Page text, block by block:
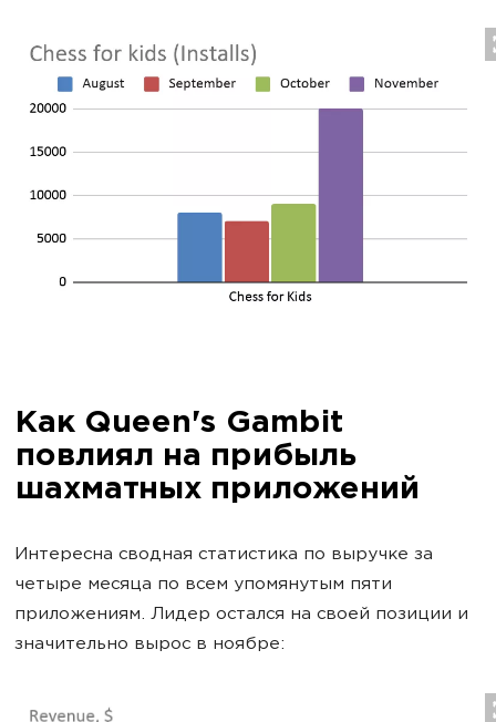
Как Queen's Gambit
повлиял на прибыль
шахматных приложений
Интересна сводная статистика по выручке за
четыре месяца по всем упомянутым пяти
приложениям. Лидер остался на своей позиции и
значительно вырос в ноябре: